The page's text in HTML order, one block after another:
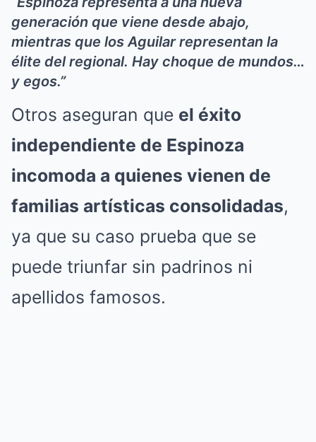
generación que viene desde abajo,
mientras que los Aguilar representan la
élite del regional. Hay choque de mundos…
y egos.”
Otros aseguran que el éxito
independiente de Espinoza
incomoda a quienes vienen de
familias artísticas consolidadas,
ya que su caso prueba que se
puede triunfar sin padrinos ni
apellidos famosos.